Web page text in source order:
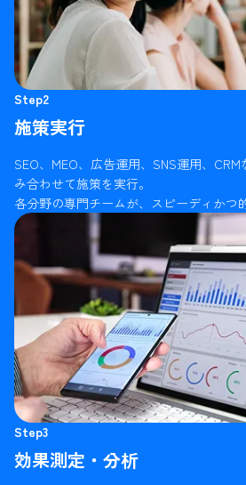
Step2
施策実行
SEO、MEO、広告運用、SNS運用、
み合わせて施策を実行。
各分野の専門チームが、スピーディかつ
Step3
効果測定・分析